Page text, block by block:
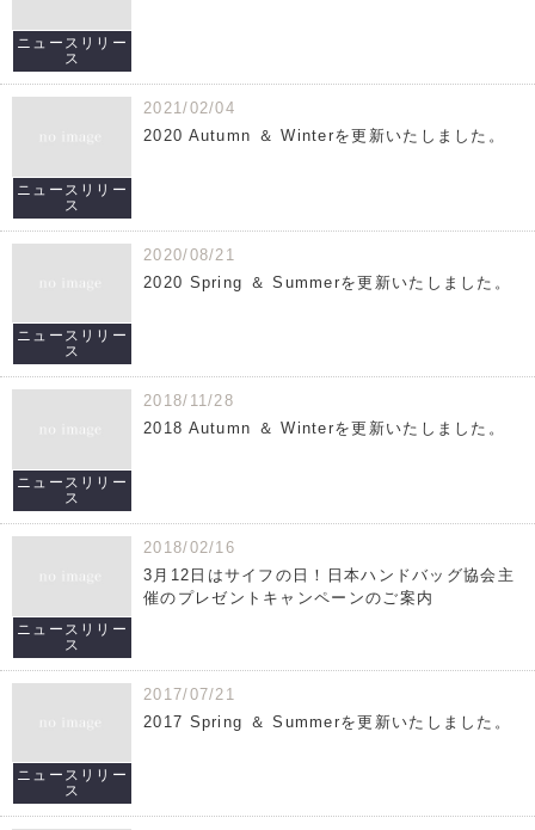
ニュースリリー
ス
ニュースリリー
ス
2021/02/04
2020 Autumn ＆ Winterを更新いたしました。
ニュースリリー
ス
2020/08/21
2020 Spring ＆ Summerを更新いたしました。
ニュースリリー
ス
2018/11/28
2018 Autumn ＆ Winterを更新いたしました。
ニュースリリー
ス
2018/02/16
3月12日はサイフの日！日本ハンドバッグ協会主
催のプレゼントキャンペーンのご案内
ニュースリリー
ス
2017/07/21
2017 Spring ＆ Summerを更新いたしました。